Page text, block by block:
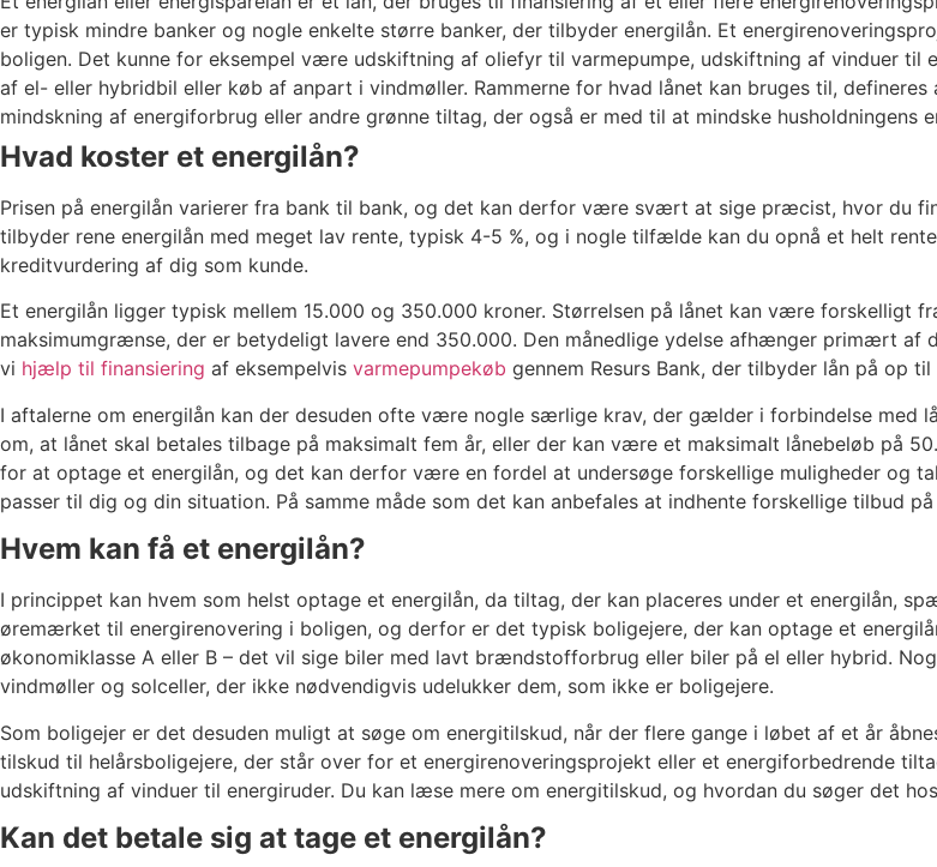
er typisk mindre banker og nogle enkelte større banker, der tilbyder energilån. Et
boligen. Det kunne for eksempel være udskiftning af oliefyr til varmepumpe, udskiftning af vinduer
af el- eller hybridbil eller køb af anpart i vindmøller. Rammerne for hvad lånet kan bruges til,
mindskning af energiforbrug eller andre grønne tiltag, der også er med til at mindske husholdningens
Hvad koster et energilån?
Prisen på energilån varierer fra bank til bank, og det kan derfor være svært at sige præcist, hvor du
tilbyder rene energilån med meget lav rente, typisk 4-5 %, og i nogle tilfælde kan du opnå et helt
kreditvurdering af dig som kunde.
Et energilån ligger typisk mellem 15.000 og 350.000 kroner. Størrelsen på lånet kan være forskelligt
maksimumgrænse, der er betydeligt lavere end 350.000. Den månedlige ydelse afhænger primært
vi hjælp til finansiering af eksempelvis varmepumpekøb gennem Resurs Bank, der tilbyder lån på op
I aftalerne om energilån kan der desuden ofte være nogle særlige krav, der gælder i forbindelse
om, at lånet skal betales tilbage på maksimalt fem år, eller der kan være et maksimalt lånebeløb på
for at optage et energilån, og det kan derfor være en fordel at undersøge forskellige muligheder og
passer til dig og din situation. På samme måde som det kan anbefales at indhente forskellige tilbud
Hvem kan få et energilån?
I princippet kan hvem som helst optage et energilån, da tiltag, der kan placeres under et energilån,
øremærket til energirenovering i boligen, og derfor er det typisk boligejere, der kan optage et
økonomiklasse A eller B – det vil sige biler med lavt brændstofforbrug eller biler på el eller hybrid.
vindmøller og solceller, der ikke nødvendigvis udelukker dem, som ikke er boligejere.
Som boligejer er det desuden muligt at søge om energitilskud, når der flere gange i løbet af et år
tilskud til helårsboligejere, der står over for et energirenoveringsprojekt eller et energiforbedrende
udskiftning af vinduer til energiruder. Du kan læse mere om energitilskud, og hvordan du søger det hos
Kan det betale sig at tage et energilån?